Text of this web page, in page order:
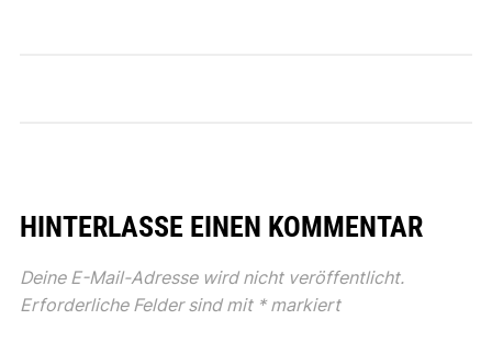
HINTERLASSE EINEN KOMMENTAR
Deine E-Mail-Adresse wird nicht veröffentlicht.
Erforderliche Felder sind mit *markiert